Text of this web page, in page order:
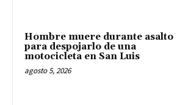
Hombre muere durante asalto
para despojarlo de una
motocicleta en San Luis
agosto 5, 2026